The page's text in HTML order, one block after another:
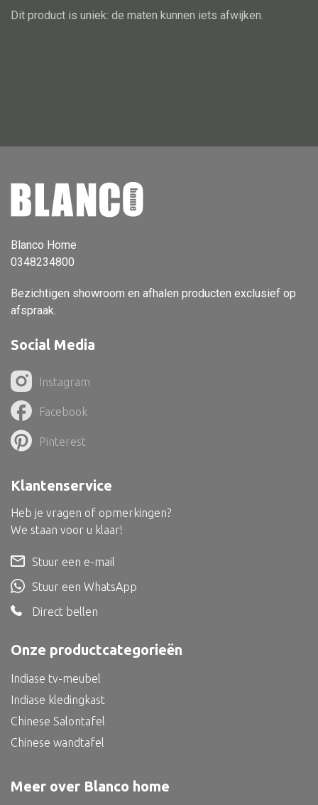
Chaise longues
Vloerlamp
Wandlamp
Lampenkappen
Alle deco
Vaas
Kandelaar
Object
Pilaar
Pot
Dienblad
Mand
Deco overig
Alle textiel
Tapijt
Kelim
Dit product is uniek: de maten kunnen iets afwijken.
Blanco Home
0348234800
Bezichtigen showroom en afhalen producten exclusief op
afspraak.
Social Media
Instagram
Facebook
Pinterest
Onze productcategorieën
Indiase tv-meubel
Indiase kledingkast
Chinese Salontafel
Chinese wandtafel
Meer over Blanco home
Klantenservice
Heb je vragen of opmerkingen?
We staan voor u klaar!
Stuur een e-mail
Stuur een WhatsApp
Direct bellen